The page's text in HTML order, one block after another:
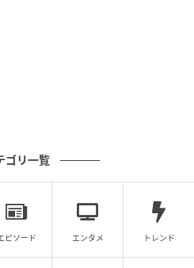
を製作。
ヨーク生まれのカルバン・
ゴリ一覧
ピソード エンタメ トレンド